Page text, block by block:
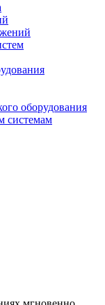
оборудования
системам